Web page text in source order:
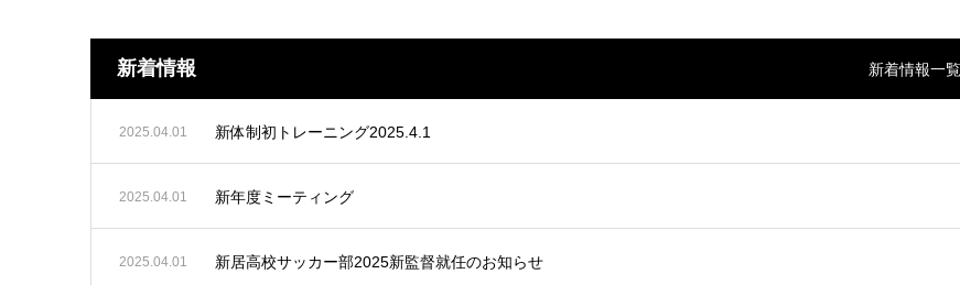
新着情報 新着情報一覧
2025.04.01 新体制初トレーニング2025.4.1
2025.04.01 新年度ミーティング
2025.04.01 新居高校サッカー部2025新監督就任のお知らせ